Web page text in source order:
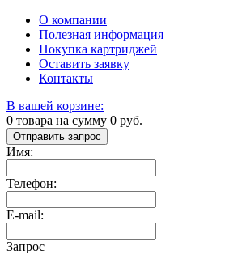
О компании
Полезная информация
Покупка картриджей
Оставить заявку
Контакты
В вашей корзине:
0 товара на сумму 0 руб.
Отправить запрос
Имя:
Телефон:
E-mail:
Запрос